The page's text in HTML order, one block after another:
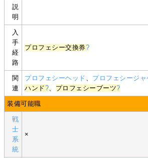
説
明
入
手
経
路
プロフェシー交換券?
関
連
プロフェシーヘッド プロフェシージャ
ハンド? プロフェシーブーツ?
装備可能職
戦
士
系
統
×